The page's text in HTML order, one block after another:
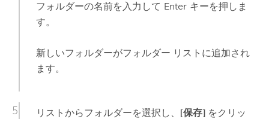
フォルダーの名前を入力して Enter キーを押しま
す。
新しいフォルダーがフォルダー リストに追加され
ます。
リストからフォルダーを選択し、 [保存]をクリッ